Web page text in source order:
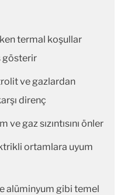
termal koşullar
gösterir
ve gazlardan
direnç
gaz sızıntısını önler
ortamlara uyum
alüminyum gibi temel